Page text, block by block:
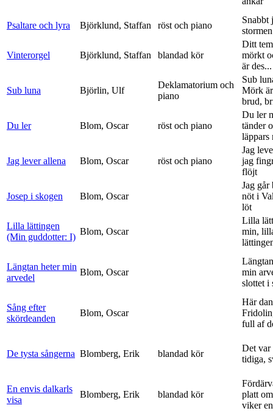
Psaltare och lyra Björklund, Staffan röst och piano
Snabbt
Vinterorgel Björklund, Staffan blandad kör
Ditt
mörkt
är des...
Sub luna Björlin, Ulf
Deklamatorium och
piano
Sub
Mörk
brud,
Du ler Blom, Oscar röst och piano
Du ler
tänder
läppars
Jag lever allena Blom, Oscar röst och piano
Jag
jag
flöjt
Josep i skogen Blom, Oscar
Jag går
nöt i
löt
Lilla lättingen
(Min guddotter: I)
Blom, Oscar
Lilla
min,
Längtan heter min
arvedel
Blom, Oscar
min
slottet i
Sång efter
skördeanden
Blom, Oscar
Här
full af
De tysta sångerna Blomberg, Erik blandad kör
Det var
tidiga,
En envis dalkarls
visa
Blomberg, Erik blandad kör
platt
viker